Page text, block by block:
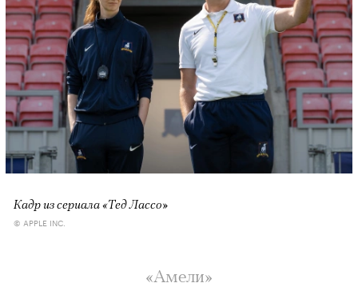
Кадр из сериала «Тед Лассо»
© APPLE INC.
«Амели»